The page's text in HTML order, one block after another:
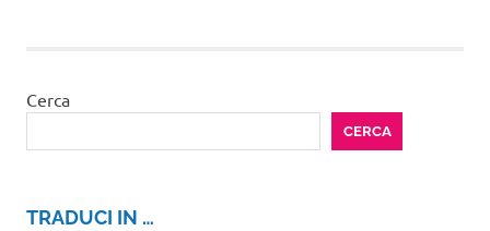
Cerca
CERCA
TRADUCI IN …